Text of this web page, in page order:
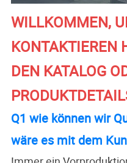
WILLKOMMEN,
KONTAKTIEREN
DEN KATALOG
Q1 wie können wir
wäre es mit dem